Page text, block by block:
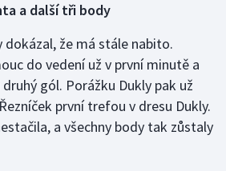
a další tři body
dokázal, že má stále nabito.
do vedení už v první minutě a
gól. Porážku Dukly pak už
první trefou v dresu Dukly.
a všechny body tak zůstaly